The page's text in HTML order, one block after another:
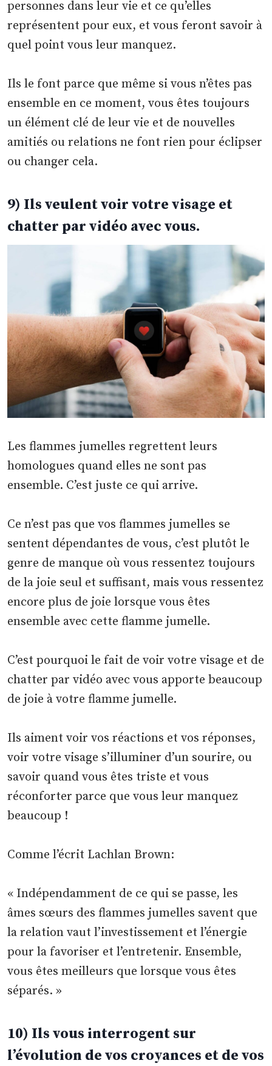
personnes dans leur vie et ce qu’elles
représentent pour eux, et vous feront savoir à
quel point vous leur manquez.
Ils le font parce que même si vous n’êtes pas
ensemble en ce moment, vous êtes toujours
un élément clé de leur vie et de nouvelles
amitiés ou relations ne font rien pour éclipser
ou changer cela.
9) Ils veulent voir votre visage et
chatter par vidéo avec vous.
Les flammes jumelles regrettent leurs
homologues quand elles ne sont pas
ensemble. C’est juste ce qui arrive.
Ce n’est pas que vos flammes jumelles se
sentent dépendantes de vous, c’est plutôt le
genre de manque où vous ressentez toujours
de la joie seul et suffisant, mais vous ressentez
encore plus de joie lorsque vous êtes
ensemble avec cette flamme jumelle.
C’est pourquoi le fait de voir votre visage et de
chatter par vidéo avec vous apporte beaucoup
de joie à votre flamme jumelle.
Ils aiment voir vos réactions et vos réponses,
voir votre visage s’illuminer d’un sourire, ou
savoir quand vous êtes triste et vous
réconforter parce que vous leur manquez
beaucoup !
Comme l’écrit Lachlan Brown:
« Indépendamment de ce qui se passe, les
âmes sœurs des flammes jumelles savent que
la relation vaut l’investissement et l’énergie
pour la favoriser et l’entretenir. Ensemble,
vous êtes meilleurs que lorsque vous êtes
séparés. »
10) Ils vous interrogent sur
l’évolution de vos croyances et de vos